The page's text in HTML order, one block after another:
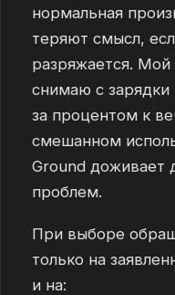
нормальная
теряют смысл,
разряжается. Мой
снимаю с
за процентом к
смешанном
Ground доживает
проблем.
При выборе
только на
и на: